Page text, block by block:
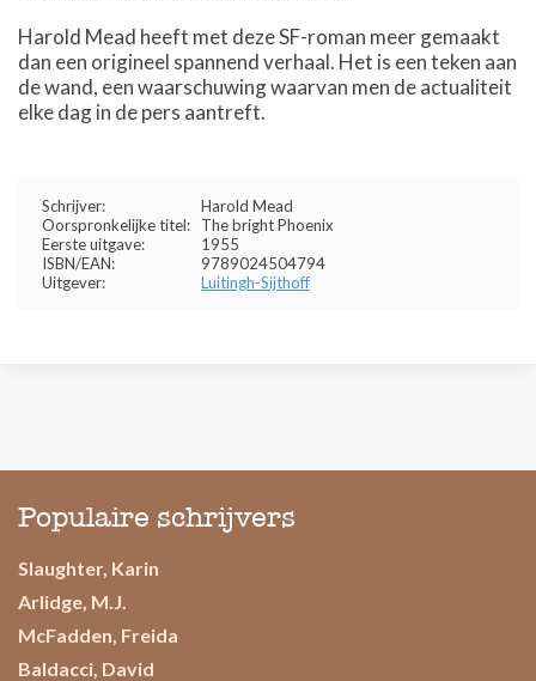
Harold Mead heeft met deze SF-roman meer gemaakt
dan een origineel spannend verhaal. Het is een teken aan
de wand, een waarschuwing waarvan men de actualiteit
elke dag in de pers aantreft.
Schrijver:
Harold Mead
Oorspronkelijke titel:
The bright Phoenix
Eerste uitgave:
1955
ISBN/EAN:
9789024504794
Uitgever:
Luitingh-Sijthoff
Populaire schrijvers
Slaughter, Karin
Arlidge, M.J.
McFadden, Freida
Baldacci, David